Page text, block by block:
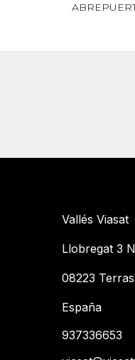
Vallés Viasat
Llobregat 3
08223
España
937336653